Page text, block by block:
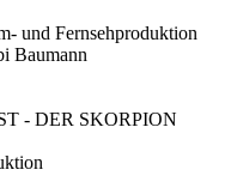
und Fernsehproduktion
Baumann
- DER SKORPION